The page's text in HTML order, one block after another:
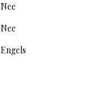
Nee
Nee
Engels